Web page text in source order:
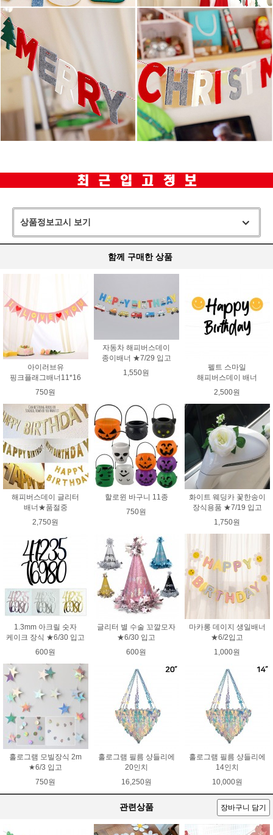
상품정보고시 보기
함께 구매한 상품
아이러브유
핑크플래그배너11*16
750원
자동차 해피버스데이
종이배너 ★7/29 입고
1,550원
펠트 스마일
해피버스데이 배너
2,500원
해피버스데이 글리터
배너★품절중
2,750원
할로윈 바구니 11종
750원
화이트 웨딩카 꽃한송이
장식용품 ★7/19 입고
1,750원
1.3mm 아크릴 숫자
케이크 장식 ★6/30 입고
600원
글리터 별 수술 꼬깔모자
★6/30 입고
600원
마카롱 데이지 생일배너
★6/2입고
1,000원
홀로그램 모빌장식 2m
★6/3 입고
750원
홀로그램 필름 샹들리에
20인치
16,250원
홀로그램 필름 샹들리에
14인치
10,000원
관련상품 장바구니 담기